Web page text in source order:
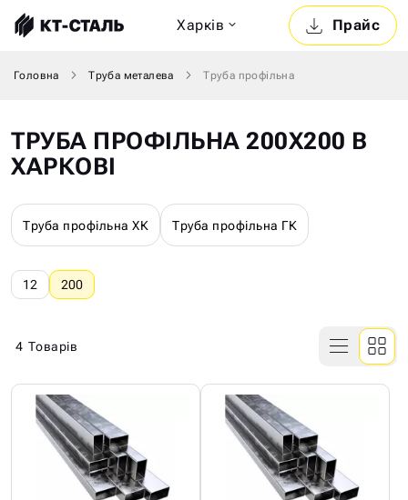
Прайс
Харкiв
Головна Труба металева Труба профільна
ТРУБА ПРОФІЛЬНА 200Х200 В
ХАРКОВІ
Труба профільна ХК Труба профільна ГК
12 200
4 Товарів